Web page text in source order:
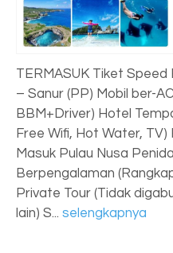
TERMASUK Tiket
– Sanur (PP) Mobil ber-
BBM+Driver) Hotel
Free Wifi, Hot Water,
Masuk Pulau Nusa
Berpengalaman
Private Tour (Tidak
lain) S... selengkapnya